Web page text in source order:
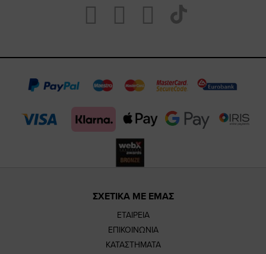
Visit
https://
page
Visit
https://
page
Visit
https://
page
our
TikTok
page
ΣΧΕΤΙΚΑ ΜΕ ΕΜΑΣ
ΕΤΑΙΡΕΙΑ
ΕΠΙΚΟΙΝΩΝΙΑ
ΚΑΤΑΣΤΗΜΑΤΑ